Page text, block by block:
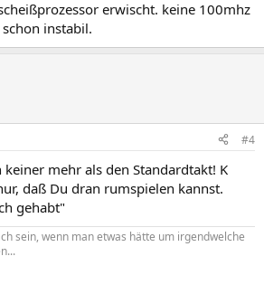
erwischt. keine 100mhz
instabil.
#4
mehr als den Standardtakt! K
daß Du dran rumspielen kannst.
gehabt"
sein, wenn man etwas hätte um irgendwelche